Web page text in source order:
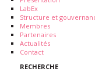
LabEx
Structure et
Membres
Partenaires
Actualités
Contact
RECHERCHE